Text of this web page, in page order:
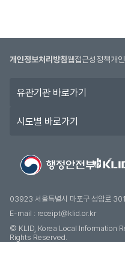
개인정보처리방침웹접근성정책개
관
도
기
03923 서울특별시 마포구 성암로 301
E-mail : receipt@klid.or.kr
© KLID, Korea Local Information
Rights Reserved.